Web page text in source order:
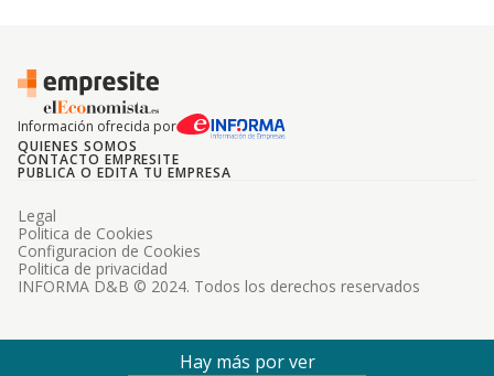
Información ofrecida por
QUIENES SOMOS
CONTACTO EMPRESITE
PUBLICA O EDITA TU EMPRESA
INFORMA D&B © 2024. Todos los derechos reservados
Legal
Politica de Cookies
Configuracion de Cookies
Politica de privacidad
Hay más por ver